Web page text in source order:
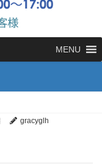
MENU
gracyglh